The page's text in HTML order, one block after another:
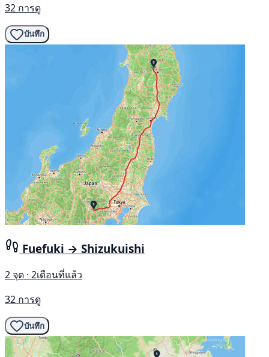
32 การดู
บันทึก
Fuefuki → Shizukuishi
2 จุด · 2เดือนที่แล้ว
32 การดู
บันทึก